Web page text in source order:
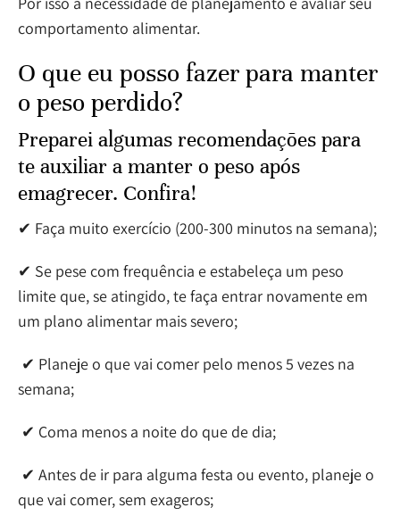
comportamento alimentar.
O que eu posso fazer para manter
o peso perdido?
Preparei algumas recomendações para
te auxiliar a manter o peso após
emagrecer. Confira!
✔ Faça muito exercício (200-300 minutos na semana);
✔ Se pese com frequência e estabeleça um peso
limite que, se atingido, te faça entrar novamente em
um plano alimentar mais severo;
✔ Planeje o que vai comer pelo menos 5 vezes na
semana;
✔ Coma menos a noite do que de dia;
✔ Antes de ir para alguma festa ou evento, planeje o
que vai comer, sem exageros;